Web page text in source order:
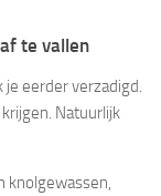
te vallen
eerder verzadigd.
Natuurlijk
knolgewassen,